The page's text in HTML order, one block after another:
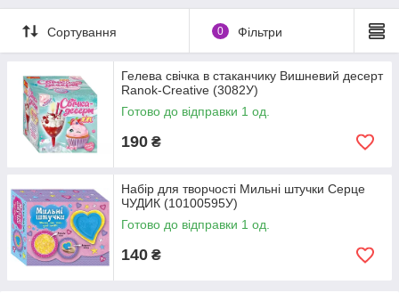
Сортування 0 Фільтри
Гелева свічка в стаканчику Вишневий десерт
Ranok-Creative (3082У)
Готово до відправки 1 од.
190 ₴
Набір для творчості Мильні штучки Серце
ЧУДИК (10100595У)
Готово до відправки 1 од.
140 ₴